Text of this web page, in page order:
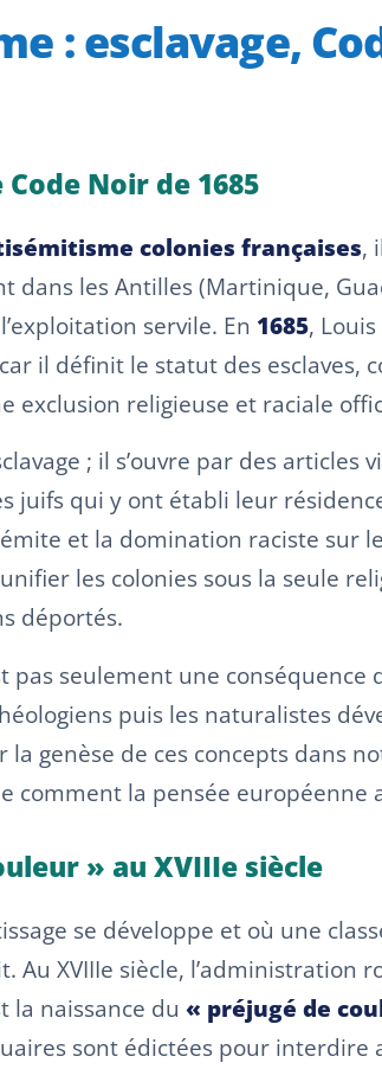
: esclavage,
Noir de 1685
colonies françaises,
dans les Antilles (Martinique,
servile. En 1685,
il définit le statut des esclaves,
exclusion religieuse et raciale
; il s’ouvre par des
juifs qui y ont établi leur
et la domination raciste
les colonies sous la seule
déportés.
seulement une conséquence
puis les naturalistes
genèse de ces concepts dans
comment la pensée européenne
» au XVIIIe siècle
se développe et où une
Au XVIIIe siècle,
la naissance du « préjugé de
sont édictées pour